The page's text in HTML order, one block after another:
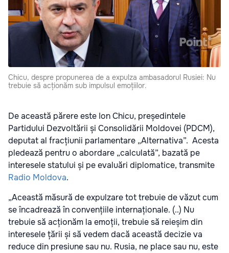
Chicu, despre propunerea de a expulza ambasadorul Rusiei: Nu
trebuie să acționăm sub impulsul emoțiilor.
De această părere este Ion Chicu, președintele
Partidului Dezvoltării și Consolidării Moldovei (PDCM),
deputat al fracțiunii parlamentare „Alternativa”. Acesta
pledează pentru o abordare „calculată”, bazată pe
interesele statului și pe evaluări diplomatice, transmite
Radio Moldova.
„Această măsură de expulzare tot trebuie de văzut cum
se încadrează în convențiile internaționale. (..) Nu
trebuie să acționăm la emoții, trebuie să reieșim din
interesele țării și să vedem dacă această decizie va
reduce din presiune sau nu. Rusia, ne place sau nu, este